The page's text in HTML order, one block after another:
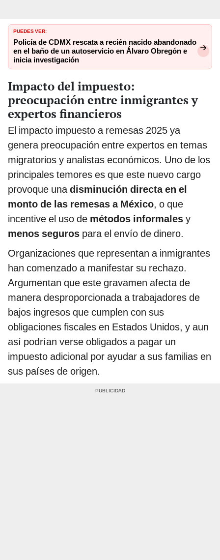
PUEDES VER:
Policía de CDMX rescata a recién nacido abandonado
en el baño de un autoservicio en Álvaro Obregón e
inicia investigación
Impacto del impuesto:
preocupación entre inmigrantes y
expertos financieros
El impacto impuesto a remesas 2025 ya
genera preocupación entre expertos en temas
migratorios y analistas económicos. Uno de los
principales temores es que este nuevo cargo
provoque unadisminución directa en el
monto de las remesas a México, o que
incentive el uso de métodos informales y
menos seguros para el envío de dinero.
Organizaciones que representan a inmigrantes
han comenzado a manifestar su rechazo.
Argumentan que este gravamen afecta de
manera desproporcionada a trabajadores de
bajos ingresos que cumplen con sus
obligaciones fiscales en Estados Unidos, y aun
así podrían verse obligados a pagar un
impuesto adicional por ayudar a sus familias en
sus países de origen.